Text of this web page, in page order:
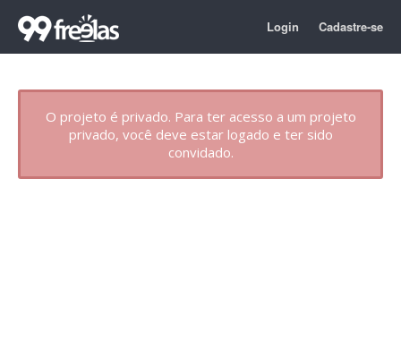
Login Cadastre-se
O projeto é privado. Para ter acesso a um projeto
privado, você deve estar logado e ter sido
convidado.